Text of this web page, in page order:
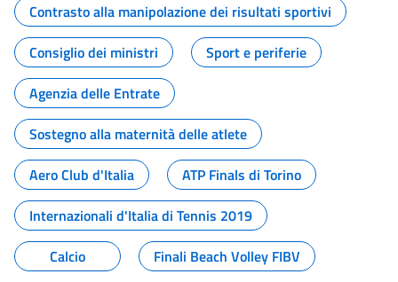
Contrasto alla manipolazione dei risultati sportivi
Consiglio dei ministri
Sport e periferie
Agenzia delle Entrate
Sostegno alla maternità delle atlete
Aero Club d'Italia
ATP Finals di Torino
Internazionali d'Italia di Tennis 2019
Calcio
Finali Beach Volley FIBV